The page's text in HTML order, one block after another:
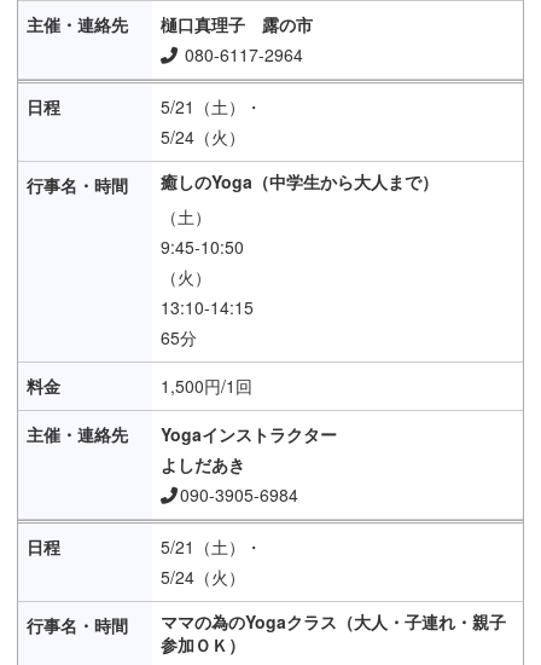
樋口真理子 露の市
080-6117-2964
5/21（土）・
5/24（火）
癒しのYoga（中学生から大人まで）
（土）
9:45-10:50
（火）
13:10-14:15
65分
1,500円/1回
Yogaインストラクター
よしだあき
090-3905-6984
5/21（土）・
5/24（火）
ママの為のYogaクラス（大人・子連れ・親子
参加ＯＫ）